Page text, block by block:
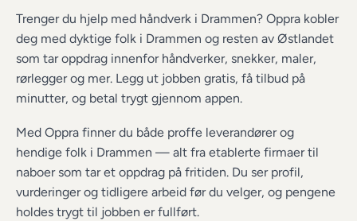
Trenger du hjelp med håndverk i Drammen? Oppra kobler
deg med dyktige folk i Drammen og resten av Østlandet
som tar oppdrag innenfor håndverker, snekker, maler,
rørlegger og mer. Legg ut jobben gratis, få tilbud på
minutter, og betal trygt gjennom appen.
Med Oppra finner du både proffe leverandører og
hendige folk i Drammen — alt fra etablerte firmaer til
naboer som tar et oppdrag på fritiden. Du ser profil,
vurderinger og tidligere arbeid før du velger, og pengene
holdes trygt til jobben er fullført.